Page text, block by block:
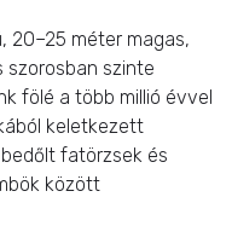
20–25 méter magas,
szorosban szinte
fölé a több millió évvel
keletkezett
fatörzsek és
között